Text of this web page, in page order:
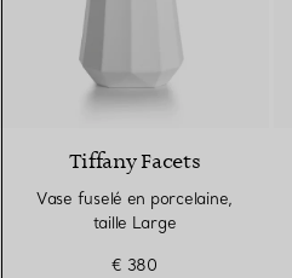
Tiffany Facets
Vase fuselé en porcelaine,
taille Large
€ 380